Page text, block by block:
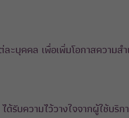
บุคคล เพื่อเพิ่มโอกาสความส
บความไว้วางใจจากผู้ใช้บริก